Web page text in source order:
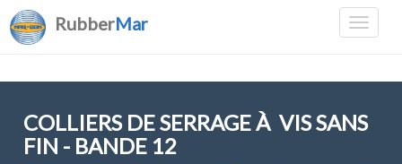
RubberMar
COLLIERS DE SERRAGE À VIS SANS
FIN - BANDE 12